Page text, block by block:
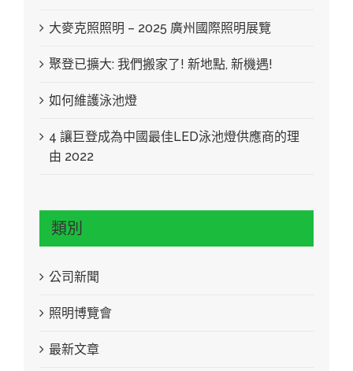
大麥克照照明 – 2025 廣州國際照明展覽
聚登已擴大: 我們搬家了! 新地點, 新機遇!
如何維護泳池燈
4 讓巨登成為中國最佳LED泳池燈供應商的理
由 2022
類別
公司新聞
照明博覽會
最新文章